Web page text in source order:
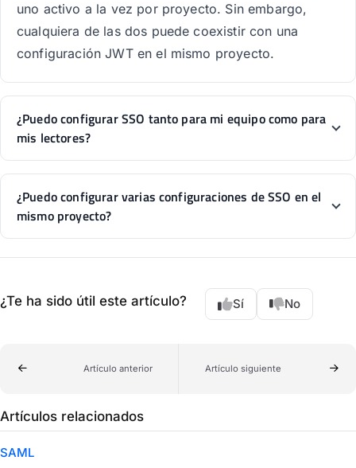
uno activo a la vez por proyecto. Sin embargo,
cualquiera de las dos puede coexistir con una
configuración JWT en el mismo proyecto.
¿Puedo configurar SSO tanto para mi equipo como para
mis lectores?
¿Puedo configurar varias configuraciones de SSO en el
mismo proyecto?
¿Te ha sido útil este artículo? Sí No
Artículo anterior Artículo siguiente
Artículos relacionados
SAML